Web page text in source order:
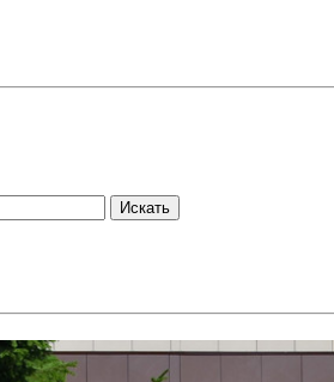
Искать